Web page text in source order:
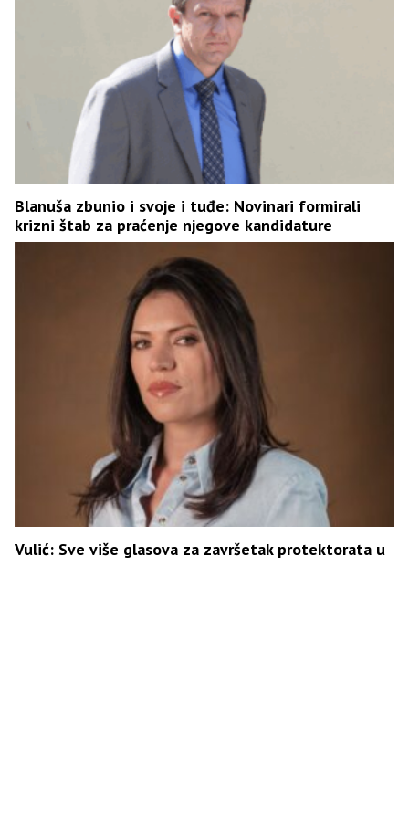
Blanuša zbunio i svoje i tuđe: Novinari formirali
krizni štab za praćenje njegove kandidature
Vulić: Sve više glasova za završetak protektorata u